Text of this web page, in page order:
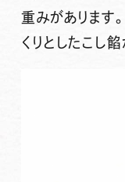
重みがあります
くりとしたこし